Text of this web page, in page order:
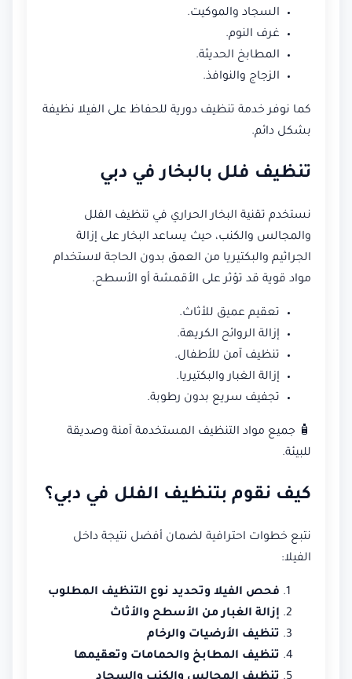
السجاد والموكيت.
غرف النوم.
المطابخ الحديثة.
الزجاج والنوافذ.
كما نوفر خدمة تنظيف دورية للحفاظ على الفيلا نظيفة
بشكل دائم.
تنظيف فلل بالبخار في دبي
نستخدم تقنية البخار الحراري في تنظيف الفلل
والمجالس والكنب، حيث يساعد البخار على إزالة
الجراثيم والبكتيريا من العمق بدون الحاجة لاستخدام
مواد قوية قد تؤثر على الأقمشة أو الأسطح.
تعقيم عميق للأثاث.
إزالة الروائح الكريهة.
تنظيف آمن للأطفال.
إزالة الغبار والبكتيريا.
تجفيف سريع بدون رطوبة.
🧴 جميع مواد التنظيف المستخدمة آمنة وصديقة
للبيئة.
كيف نقوم بتنظيف الفلل في دبي؟
نتبع خطوات احترافية لضمان أفضل نتيجة داخل
الفيلا:
فحص الفيلا وتحديد نوع التنظيف المطلوب
إزالة الغبار من الأسطح والأثاث
تنظيف الأرضيات والرخام
تنظيف المطابخ والحمامات وتعقيمها